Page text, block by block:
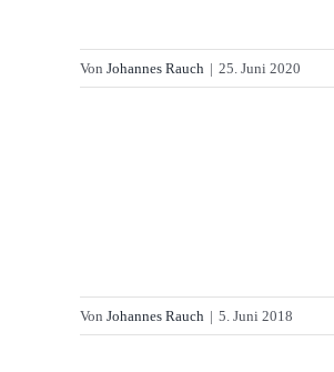
Von Johannes Rauch | 25. Juni 2020
Von Johannes Rauch | 5. Juni 2018